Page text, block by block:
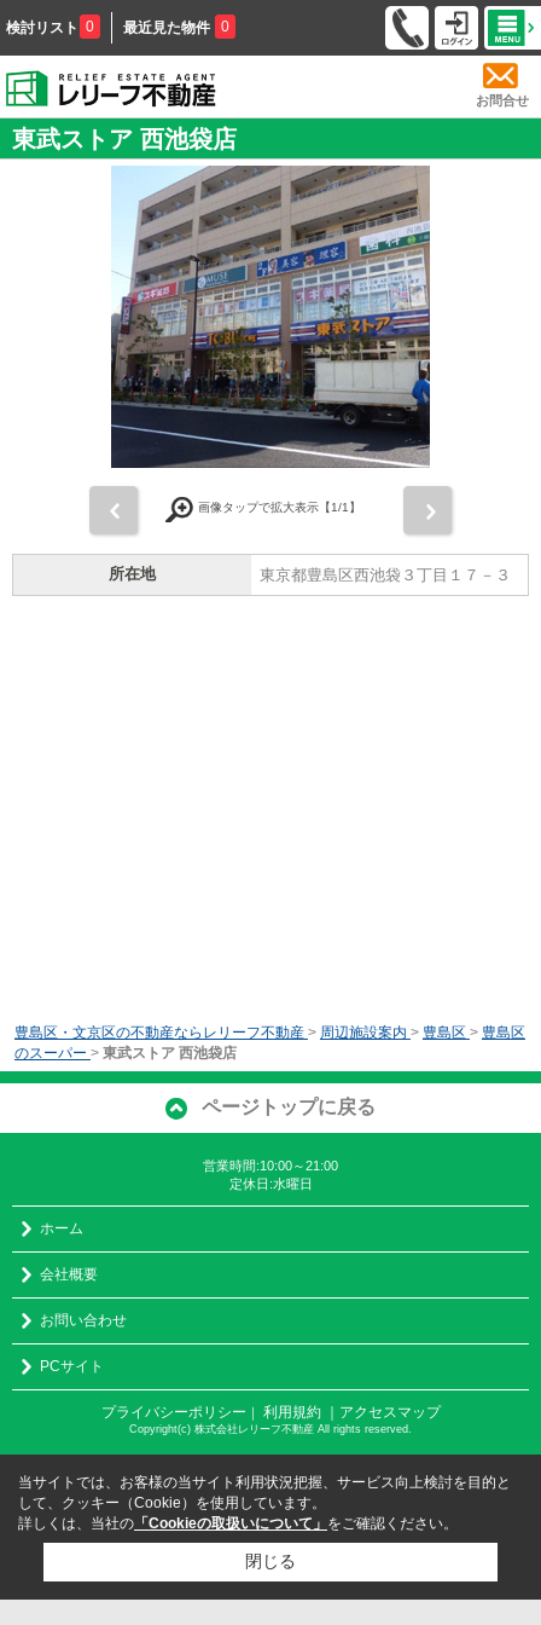
検討リスト 0 最近見た物件 0
お問合せ
東武ストア 西池袋店
画像タップで拡大表示【1/1】
所在地 東京都豊島区西池袋３丁目１７－３
豊島区・文京区の不動産ならレリーフ不動産 > 周辺施設案内 > 豊島区 > 豊島区
のスーパー > 東武ストア 西池袋店
ページトップに戻る
営業時間:10:00～21:00
定休日:水曜日
ホーム
会社概要
お問い合わせ
PCサイト
プライバシーポリシー ｜ 利用規約 ｜アクセスマップ
Copyright(c) 株式会社レリーフ不動産 All rights reserved.
当サイトでは、お客様の当サイト利用状況把握、サービス向上検討を目的と
して、クッキー（Cookie）を使用しています。
詳しくは、当社の 「Cookieの取扱いについて」 をご確認ください。
閉じる